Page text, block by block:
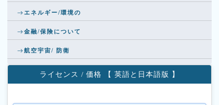
エネルギー/環境の
金融/保険について
航空宇宙/ 防衛
ライセンス / 価格 【 英語と日本語版 】